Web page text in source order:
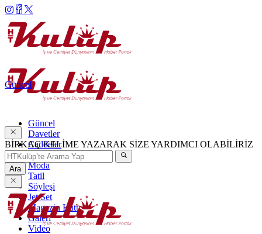
Güncel
Davetler
Caddeler
Haftanın Şıkları
Moda
Tatil
Söyleşi
Jet Set
Magazin Hattı
Galeri
Video
Güncel
BİRKAÇ KELİME YAZARAK SİZE YARDIMCI OLABİLİRİZ
Ara